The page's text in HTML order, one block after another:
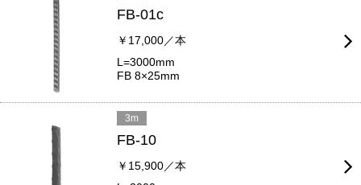
FB-01c
￥17,000／本
L=3000mm
FB 8×25mm
3m
FB-10
￥15,900／本